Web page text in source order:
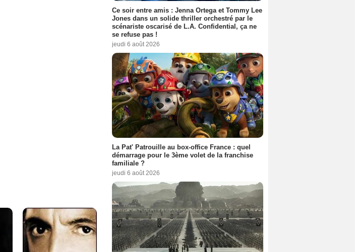
Ce soir entre amis : Jenna Ortega et Tommy Lee
Jones dans un solide thriller orchestré par le
scénariste oscarisé de L.A. Confidential, ça ne
se refuse pas !
jeudi 6 août 2026
La Pat' Patrouille au box-office France : quel
démarrage pour le 3ème volet de la franchise
familiale ?
jeudi 6 août 2026